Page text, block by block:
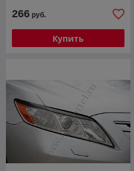
266 руб.
Купить